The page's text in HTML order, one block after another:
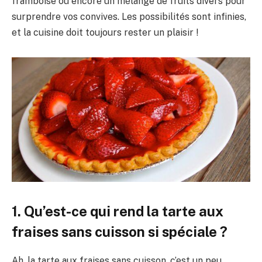
surprendre vos convives. Les possibilités sont infinies,
et la cuisine doit toujours rester un plaisir !
1. Qu’est-ce qui rend la tarte aux
fraises sans cuisson si spéciale ?